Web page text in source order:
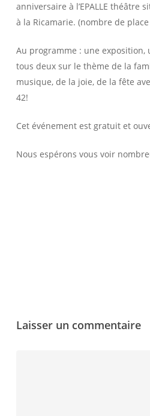
anniversaire à l’EPALLE théâtre
à la Ricamarie. (nombre de
Au programme : une exposition,
tous deux sur le thème de la
musique, de la joie, de la fête
42!
Cet événement est gratuit et
Nous espérons vous voir
Laisser un commentaire